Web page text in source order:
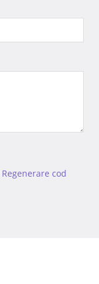
Regenerare cod